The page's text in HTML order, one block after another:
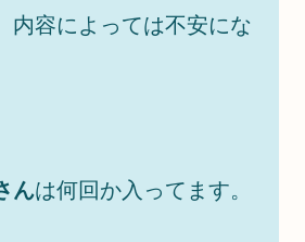
内容によっては不安にな
んは何回か入ってます。